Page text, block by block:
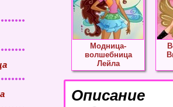
Модница-
волшебница
Лейла